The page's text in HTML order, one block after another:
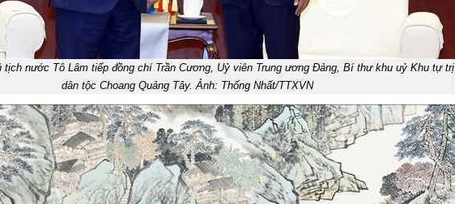
tịch nước Tô Lâm tiếp đồng chí Trần Cương, Uỷ viên Trung ương Đảng, Bí thư khu uỷ Khu tự trị
dân tộc Choang Quảng Tây. Ảnh: Thống Nhất/TTXVN